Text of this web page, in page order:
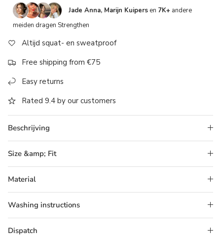
Rating of 5 means Large.
The rating of this product for "" is 4.
Jade Anna, Marijn Kuipers en 7K+ andere
meiden dragen Strengthen
Altijd squat- en sweatproof
Free shipping from €75
Easy returns
Rated 9.4 by our customers
Beschrijving
Size &amp; Fit
Material
Washing instructions
Dispatch